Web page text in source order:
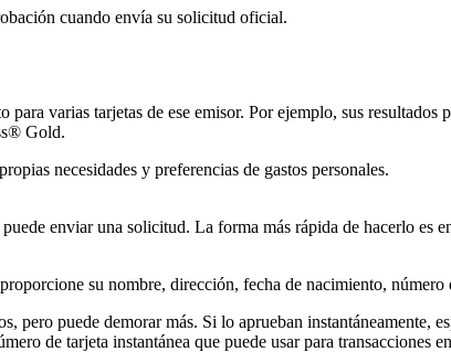
cuando envía su solicitud oficial.
varias tarjetas de ese emisor. Por ejemplo, sus
Gold.
necesidades y preferencias de gastos personales.
enviar una solicitud. La forma más rápida de hacerlo es
su nombre, dirección, fecha de nacimiento,
puede demorar más. Si lo aprueban instantáneamente,
de tarjeta instantánea que puede usar para transacciones